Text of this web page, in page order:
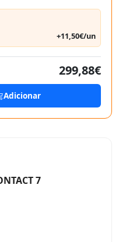
+11,50€/un
299,88€
Adicionar
7